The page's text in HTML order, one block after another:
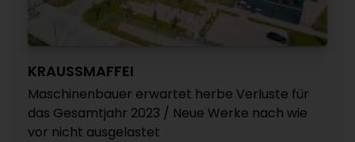
KRAUSSMAFFEI
Maschinenbauer erwartet herbe Verluste für
das Gesamtjahr 2023 / Neue Werke nach wie
vor nicht ausgelastet